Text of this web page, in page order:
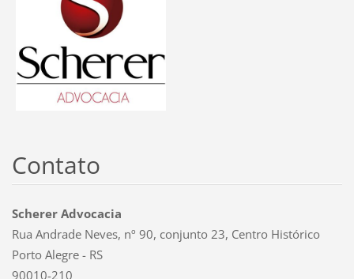
Contato
Scherer Advocacia
Rua Andrade Neves, nº 90, conjunto 23, Centro Histórico
Porto Alegre - RS
90010-210